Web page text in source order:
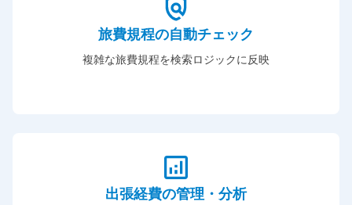
旅費規程の自動チェック
複雑な旅費規程を検索ロジックに反映
出張経費の管理・分析